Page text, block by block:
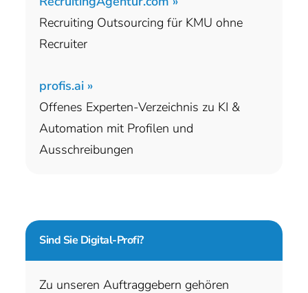
Recruiting Outsourcing für KMU ohne
Recruiter
profis.ai »
Offenes Experten-Verzeichnis zu KI &
Automation mit Profilen und
Ausschreibungen
Sind Sie Digital-Profi?
Zu unseren Auftraggebern gehören